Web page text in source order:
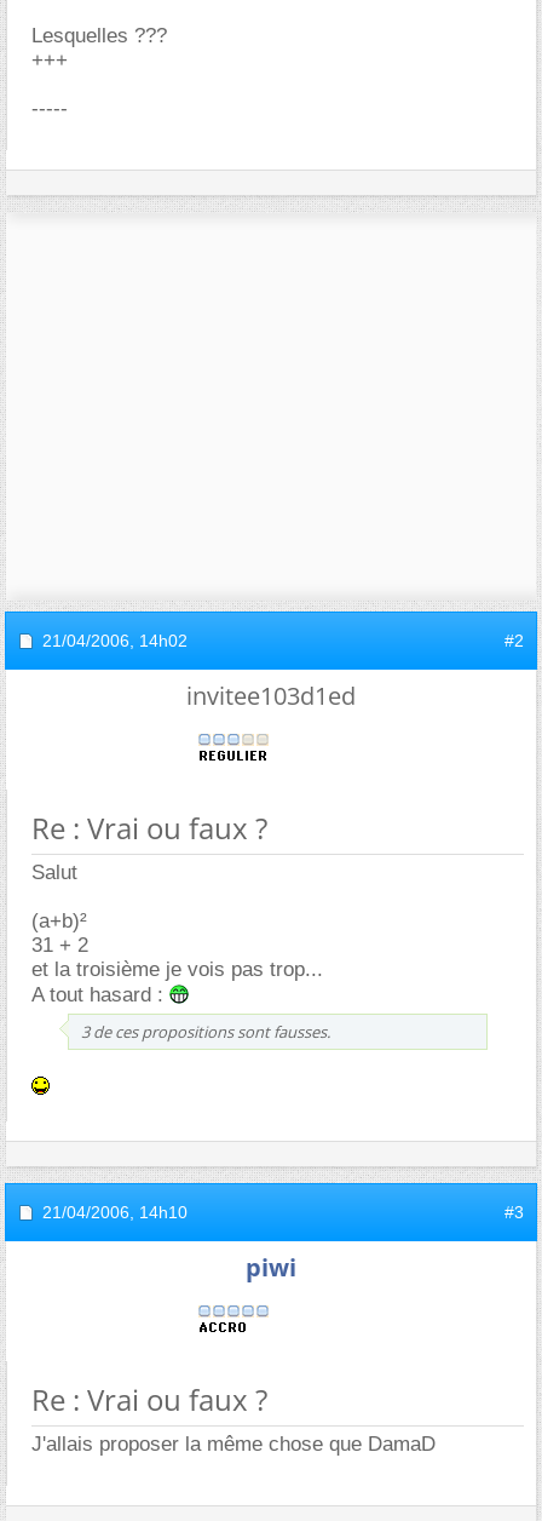
Lesquelles ???
+++
-----
21/04/2006, 14h02 #2
invitee103d1ed
Re : Vrai ou faux ?
Salut
(a+b)²
31 + 2
et la troisième je vois pas trop...
A tout hasard :
3 de ces propositions sont fausses.
21/04/2006, 14h10 #3
piwi
Re : Vrai ou faux ?
J'allais proposer la même chose que DamaD